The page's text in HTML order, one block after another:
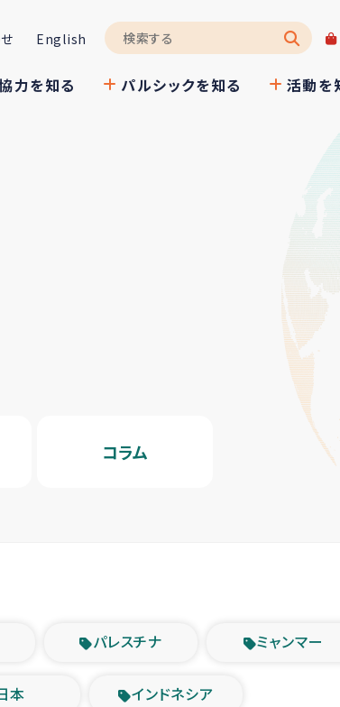
English
力を知る パルシックを知る 活動を
コラム
パレスチナ ミャンマー
本 インドネシア